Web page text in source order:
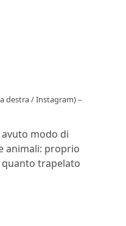
destra / Instagram) –
modo di
animali: proprio
quanto trapelato